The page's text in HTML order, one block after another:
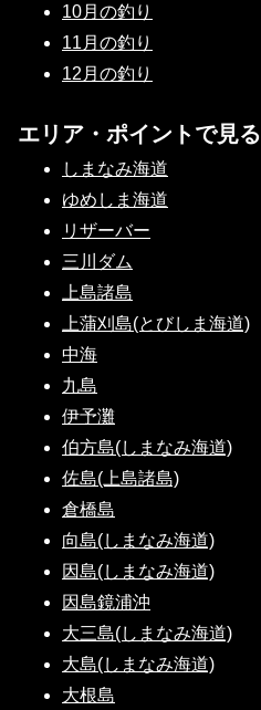
10月の釣り
11月の釣り
12月の釣り
エリア・ポイントで見る
しまなみ海道
ゆめしま海道
リザーバー
三川ダム
上島諸島
上蒲刈島(とびしま海道)
中海
九島
伊予灘
伯方島(しまなみ海道)
佐島(上島諸島)
倉橋島
向島(しまなみ海道)
因島(しまなみ海道)
因島鏡浦沖
大三島(しまなみ海道)
大島(しまなみ海道)
大根島